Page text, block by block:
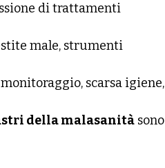
di trattamenti
male, strumenti
scarsa igiene,
della malasanità sono